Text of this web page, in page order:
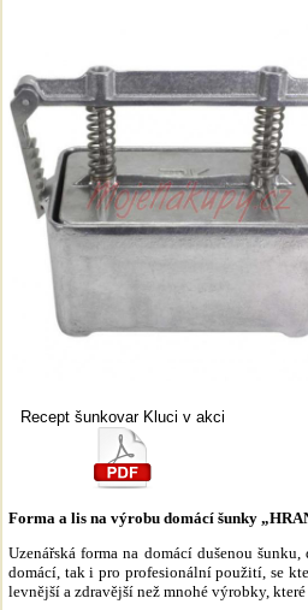
Recept šunkovar Kluci v akci
Forma a lis na výrobu domácí šunky
Uzenářská forma na domácí dušenou
domácí, tak i pro profesionální použití, se
levnější a zdravější než mnohé výrobky,